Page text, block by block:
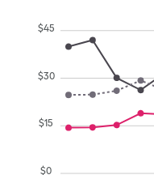
$0
$15
$30
$45